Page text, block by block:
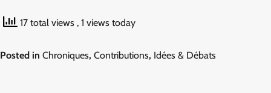
17 total views , 1 views today
Posted in Chroniques, Contributions, Idées & Débats